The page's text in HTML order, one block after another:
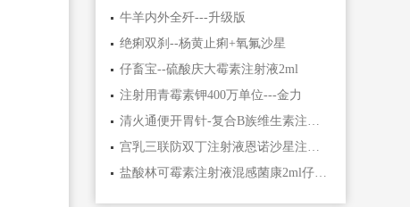
牛羊内外全歼---升级版
绝痢双刹--杨黄止痢+氧氟沙星
仔畜宝--硫酸庆大霉素注射液2ml ​
注射用青霉素钾400万单位---金力
清火通便开胃针-复合B族维生素注射液乾坤
盐酸林可霉​素注射液混感菌康2ml仔畜犬猫兔猪牛羊